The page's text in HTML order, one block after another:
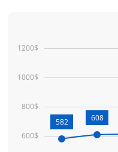
600$
800$
1000$
1200$
582 608